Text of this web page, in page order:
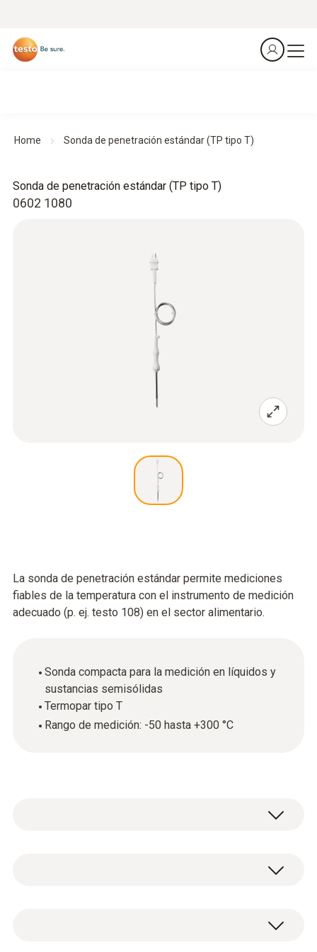
Home Sonda de penetración estándar (TP tipo T)
0602 1080
Sonda de penetración estándar (TP tipo T)
La sonda de penetración estándar permite mediciones
fiables de la temperatura con el instrumento de medición
adecuado (p. ej. testo 108) en el sector alimentario.
Sonda compacta para la medición en líquidos y
sustancias semisólidas
Termopar tipo T
Rango de medición: -50 hasta +300 °C
1 sonda de penetración estándar (TP tipo T)